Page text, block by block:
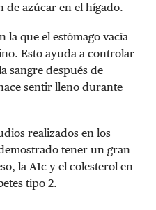
azúcar en el hígado.
la que el estómago vacía
Esto ayuda a controlar
sangre después de
sentir lleno durante
realizados en los
tener un gran
la A1c y el colesterol en
tipo 2.